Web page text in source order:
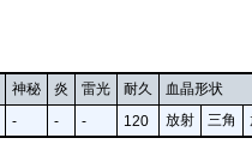
神秘 炎 雷光 耐久 血晶形状
- - - 120 放射 三角